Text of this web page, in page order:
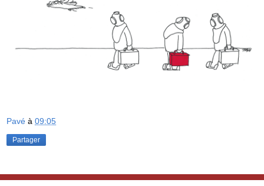
Pavé à 09:05
Partager